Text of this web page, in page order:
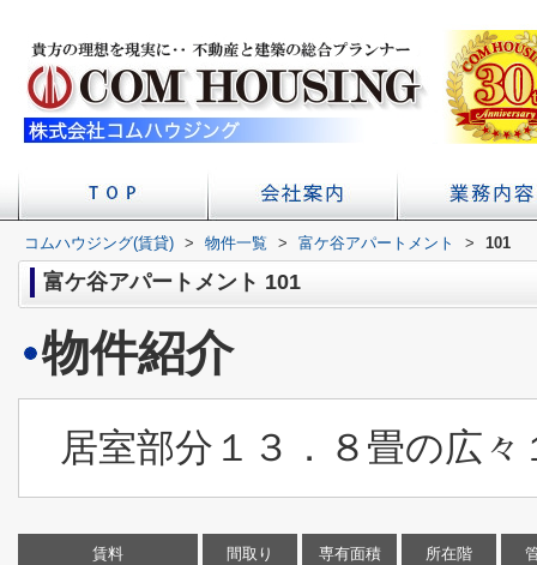
店舗へのアクセス
会社概要 初台の賃貸 不
賃貸経
学校
コムハウジング(賃貸) > 物件一覧 > 富ケ谷アパートメント > 101
富ケ谷アパートメント 101
物件紹介
居室部分１３．８畳の広
賃料 間取り 専有面積 所在階